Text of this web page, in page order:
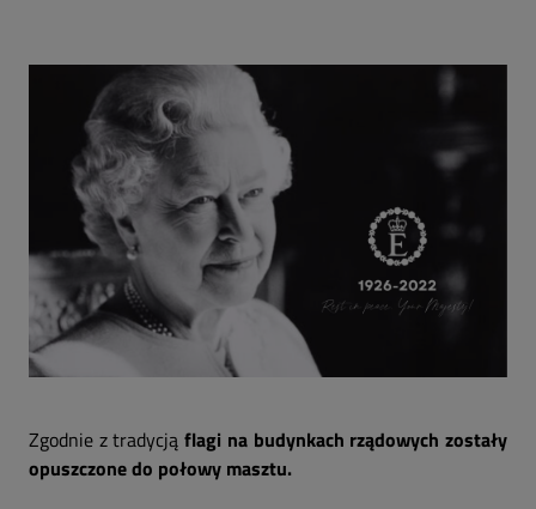
Zgodnie z tradycjąflagi na budynkach rządowych zostały
opuszczone do połowy masztu.